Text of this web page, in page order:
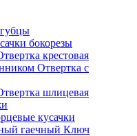
бокорезы
крестовая
Отвертка с
шлицевая
кусачки
Ключ